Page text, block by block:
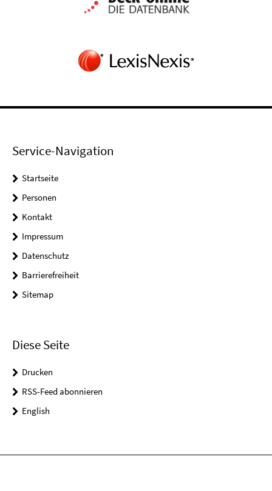
Service-Navigation
Startseite
Personen
Kontakt
Impressum
Datenschutz
Barrierefreiheit
Sitemap
Diese Seite
Drucken
RSS-Feed abonnieren
English